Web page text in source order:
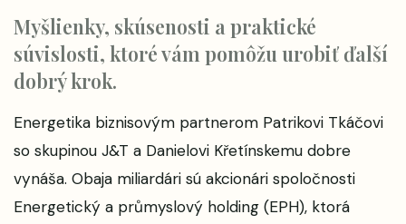
Myšlienky, skúsenosti a praktické
súvislosti, ktoré vám pomôžu urobiť ďalší
dobrý krok.
Energetika biznisovým partnerom Patrikovi Tkáčovi
so skupinou J&T a Danielovi Křetínskemu dobre
vynáša. Obaja miliardári sú akcionári spoločnosti
Energetický a průmyslový holding (EPH), ktorá